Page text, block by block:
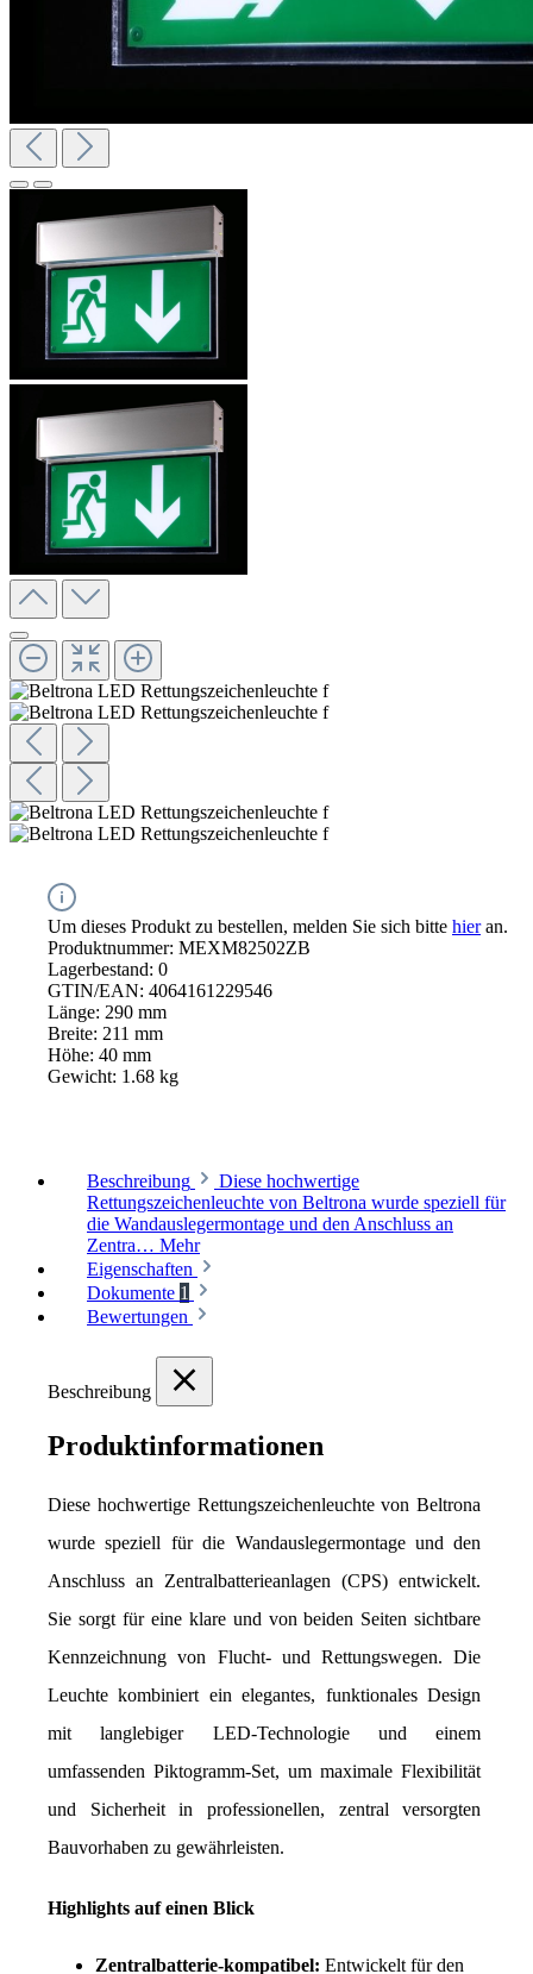
Um dieses Produkt zu bestellen, melden Sie sich bitte hieran.
Produktnummer: MEXM82502ZB
Lagerbestand: 0
GTIN/EAN: 4064161229546
Länge: 290 mm
Breite: 211 mm
Höhe: 40 mm
Gewicht: 1.68 kg
Beschreibung
Diese hochwertige
Rettungszeichenleuchte von Beltrona wurde speziell für
die Wandauslegermontage und den Anschluss an
Zentra… Mehr
Eigenschaften
Dokumente 1
Bewertungen
Beschreibung
Produktinformationen
Diese hochwertige Rettungszeichenleuchte von Beltrona
wurde speziell für die Wandauslegermontage und den
Anschluss an Zentralbatterieanlagen (CPS) entwickelt.
Sie sorgt für eine klare und von beiden Seiten sichtbare
Kennzeichnung von Flucht- und Rettungswegen. Die
Leuchte kombiniert ein elegantes, funktionales Design
mit langlebiger LED-Technologie und einem
umfassenden Piktogramm-Set, um maximale Flexibilität
und Sicherheit in professionellen, zentral versorgten
Bauvorhaben zu gewährleisten.
Highlights auf einen Blick
Zentralbatterie-kompatibel: Entwickelt für den